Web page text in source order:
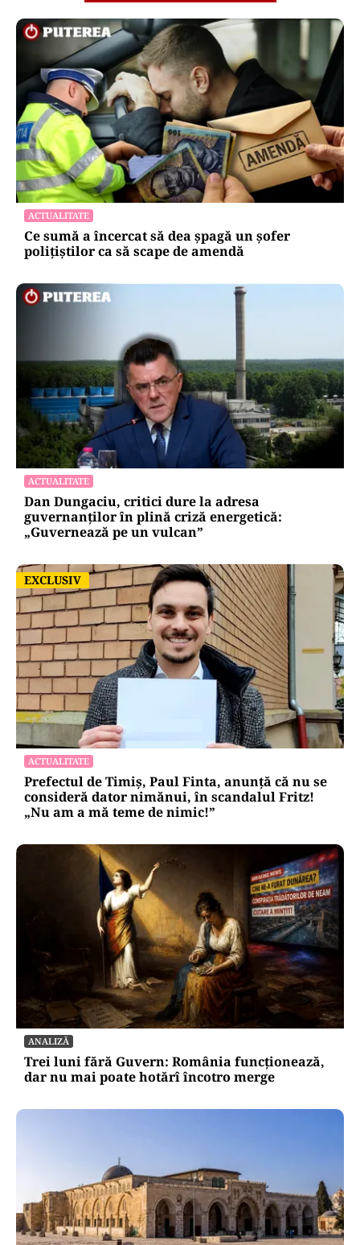
ACTUALITATE
Ce sumă a încercat să dea șpagă un șofer
polițiștilor ca să scape de amendă
ACTUALITATE
Dan Dungaciu, critici dure la adresa
guvernanților în plină criză energetică:
„Guvernează pe un vulcan”
EXCLUSIV
EXCLUSIV
ACTUALITATE
Prefectul de Timiș, Paul Finta, anunță că nu se
consideră dator nimănui, în scandalul Fritz!
„Nu am a mă teme de nimic!”
ANALIZĂ
Trei luni fără Guvern: România funcționează,
dar nu mai poate hotărî încotro merge